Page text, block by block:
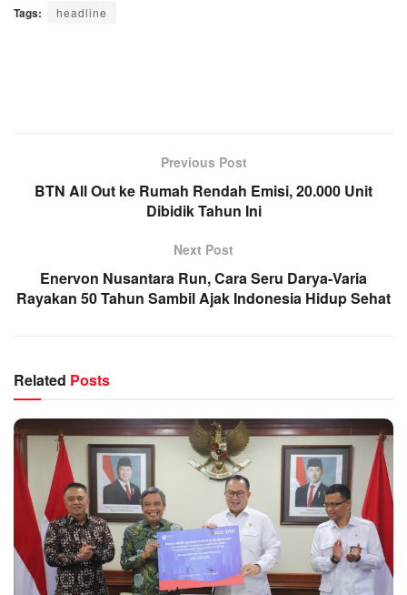
Tags: headline
Previous Post
BTN All Out ke Rumah Rendah Emisi, 20.000 Unit
Dibidik Tahun Ini
Next Post
Enervon Nusantara Run, Cara Seru Darya-Varia
Rayakan 50 Tahun Sambil Ajak Indonesia Hidup Sehat
Related Posts